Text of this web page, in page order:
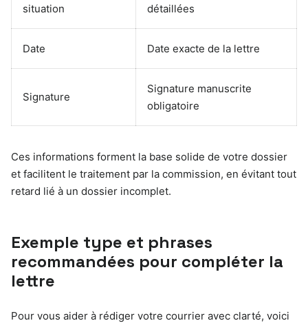
situation
détaillées
Date Date exacte de la lettre
Signature
Signature manuscrite
obligatoire
Ces informations forment la base solide de votre dossier
et facilitent le traitement par la commission, en évitant tout
retard lié à un dossier incomplet.
Exemple type et phrases
recommandées pour compléter la
lettre
Pour vous aider à rédiger votre courrier avec clarté, voici